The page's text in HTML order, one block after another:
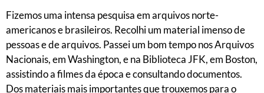
Fizemos uma intensa pesquisa em arquivos norte-
americanos e brasileiros. Recolhi um material imenso de
pessoas e de arquivos. Passei um bom tempo nos Arquivos
Nacionais, em Washington, e na Biblioteca JFK, em Boston,
assistindo a filmes da época e consultando documentos.
Dos materiais mais importantes que trouxemos para o